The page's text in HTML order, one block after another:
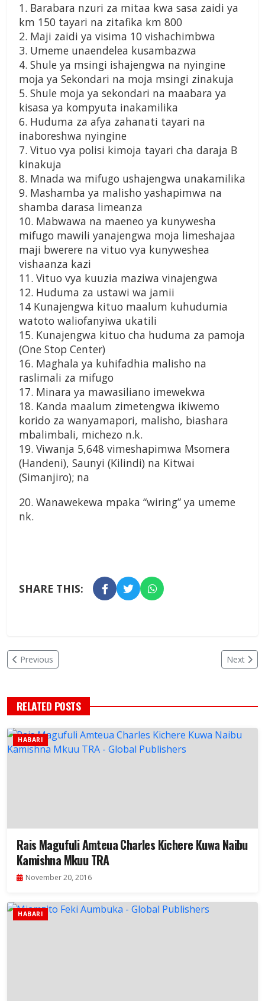
1. Barabara nzuri za mitaa kwa sasa zaidi ya
km 150 tayari na zitafika km 800
2. Maji zaidi ya visima 10 vishachimbwa
3. Umeme unaendelea kusambazwa
4. Shule ya msingi ishajengwa na nyingine
moja ya Sekondari na moja msingi zinakuja
5. Shule moja ya sekondari na maabara ya
kisasa ya kompyuta inakamilika
6. Huduma za afya zahanati tayari na
inaboreshwa nyingine
7. Vituo vya polisi kimoja tayari cha daraja B
kinakuja
8. Mnada wa mifugo ushajengwa unakamilika
9. Mashamba ya malisho yashapimwa na
shamba darasa limeanza
10. Mabwawa na maeneo ya kunywesha
mifugo mawili yanajengwa moja limeshajaa
maji bwerere na vituo vya kunyweshea
vishaanza kazi
11. Vituo vya kuuzia maziwa vinajengwa
12. Huduma za ustawi wa jamii
14 Kunajengwa kituo maalum kuhudumia
watoto waliofanyiwa ukatili
15. Kunajengwa kituo cha huduma za pamoja
(One Stop Center)
16. Maghala ya kuhifadhia malisho na
raslimali za mifugo
17. Minara ya mawasiliano imewekwa
18. Kanda maalum zimetengwa ikiwemo
korido za wanyamapori, malisho, biashara
mbalimbali, michezo n.k.
19. Viwanja 5,648 vimeshapimwa Msomera
(Handeni), Saunyi (Kilindi) na Kitwai
(Simanjiro); na
20. Wanawekewa mpaka “wiring” ya umeme
nk.
SHARE THIS:
Previous Next
RELATED POSTS
HABARI
Rais Magufuli Amteua Charles Kichere Kuwa Naibu
Kamishna Mkuu TRA
November 20, 2016
HABARI